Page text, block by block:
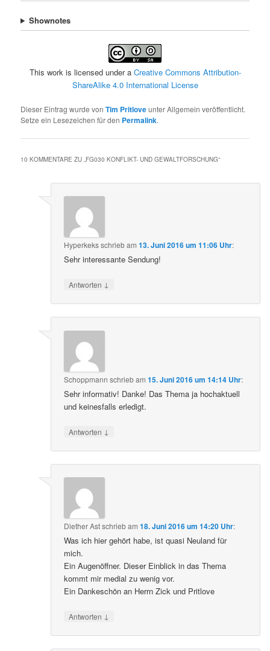
Shownotes
This work is licensed under a Creative Commons Attribution-
ShareAlike 4.0 International License
Dieser Eintrag wurde vonTim Pritloveunter Allgemein veröffentlicht.
Setze ein Lesezeichen für den Permalink.
10 KOMMENTARE ZU „FG030 KONFLIKT- UND GEWALTFORSCHUNG“
Hyperkeksschriebam13. Juni 2016 um 11:06 Uhr:
Sehr interessante Sendung!
Antworten ↓
Schoppmann schriebam15. Juni 2016 um 14:14 Uhr:
Sehr informativ! Danke! Das Thema ja hochaktuell
und keinesfalls erledigt.
Antworten ↓
Diether Astschriebam18. Juni 2016 um 14:20 Uhr:
Was ich hier gehört habe, ist quasi Neuland für
mich.
Ein Augenöffner. Dieser Einblick in das Thema
kommt mir medial zu wenig vor.
Ein Dankeschön an Herrn Zick und Pritlove
Antworten ↓